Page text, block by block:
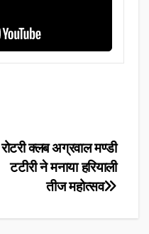
रोटरी क्लब अग्रवाल मण्डी
टटीरी ने मनाया हरियाली
तीज महोत्सव